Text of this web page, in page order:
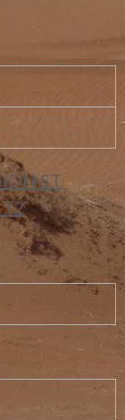
ST
T2